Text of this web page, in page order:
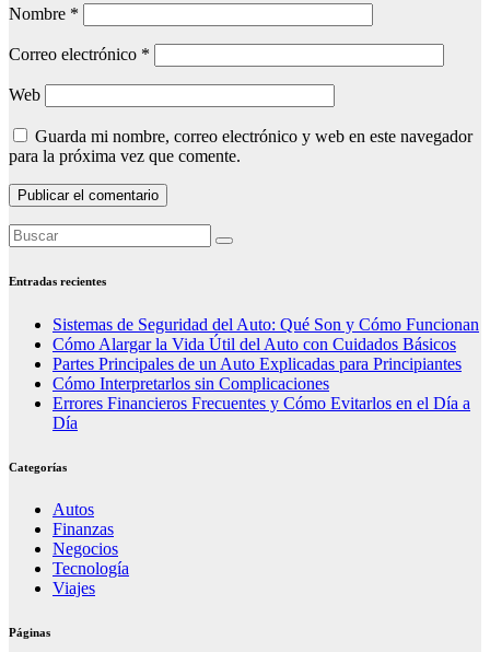
Nombre *
Correo electrónico *
Web
Guarda mi nombre, correo electrónico y web en este navegador
para la próxima vez que comente.
Entradas recientes
Sistemas de Seguridad del Auto: Qué Son y Cómo Funcionan
Cómo Alargar la Vida Útil del Auto con Cuidados Básicos
Partes Principales de un Auto Explicadas para Principiantes
Cómo Interpretarlos sin Complicaciones
Errores Financieros Frecuentes y Cómo Evitarlos en el Día a
Día
Categorías
Autos
Finanzas
Negocios
Tecnología
Viajes
Páginas